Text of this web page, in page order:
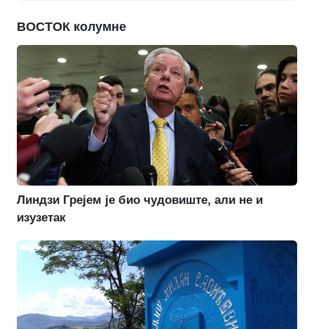
ВОСТОК колумне
Линдзи Грејем је био чудовиште, али не и
изузетак